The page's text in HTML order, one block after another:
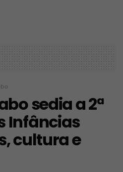
sedia a 2ª
Infâncias
cultura e